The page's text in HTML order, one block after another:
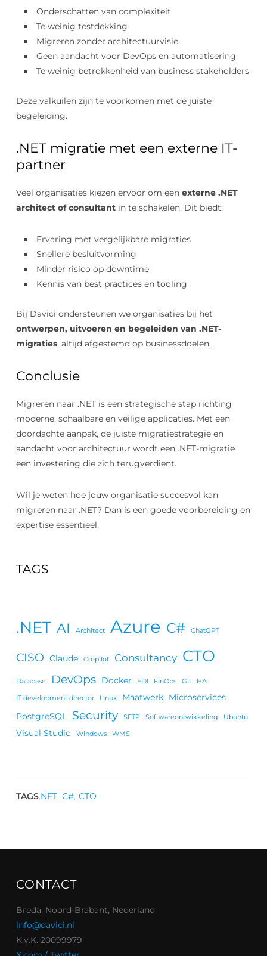
Onderschatten van complexiteit
Te weinig testdekking
Migreren zonder architectuurvisie
Geen aandacht voor DevOps en automatisering
Te weinig betrokkenheid van business stakeholders
Deze valkuilen zijn te voorkomen met de juiste
begeleiding.
.NET migratie met een externe IT-
partner
Veel organisaties kiezen ervoor om een externe .NET
architect of consultantin te schakelen. Dit biedt:
Ervaring met vergelijkbare migraties
Snellere besluitvorming
Minder risico op downtime
Kennis van best practices en tooling
Bij Davici ondersteunen we organisaties bij het
ontwerpen, uitvoeren en begeleiden van .NET-
migraties, altijd afgestemd op businessdoelen.
Conclusie
Migreren naar .NET is een strategische stap richting
moderne, schaalbare en veilige applicaties. Met een
doordachte aanpak, de juiste migratiestrategie en
aandacht voor architectuur wordt een .NET-migratie
een investering die zich terugverdient.
Wil je weten hoe jouw organisatie succesvol kan
migreren naar .NET? Dan is een goede voorbereiding en
expertise essentieel.
TAGS
.NET AI Architect Azure C# ChatGPT
CISO Claude Co-pilot Consultancy CTO
Database DevOps Docker EDI FinOps Git HA
IT development director Linux Maatwerk Microservices
PostgreSQL Security SFTP Softwareontwikkeling Ubuntu
Visual Studio Windows WMS
TAGS.NET, C#, CTO
CONTACT
Breda, Noord-Brabant, Nederland
info@davici.nl
K.v.K. 20099979